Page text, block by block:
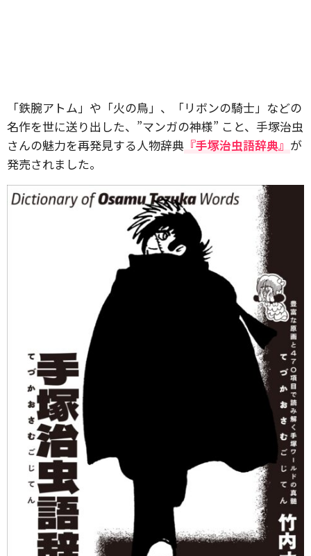
「鉄腕アトム」や「火の鳥」、「リボンの騎士」などの
名作を世に送り出した、”マンガの神様” こと、手塚治虫
さんの魅力を再発見する人物辞典 『手塚治虫語辞典』 が
発売されました。